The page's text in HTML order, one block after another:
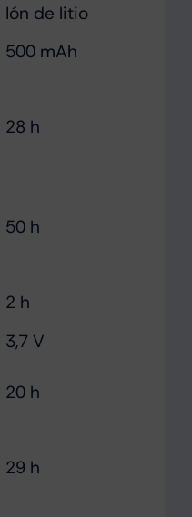
Ión de litio
500 mAh
28 h
50 h
2 h
3,7 V
20 h
29 h